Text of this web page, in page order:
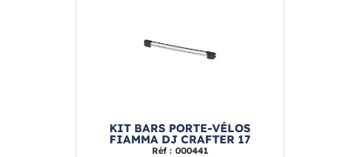
KIT BARS PORTE-VÉLOS
FIAMMA DJ CRAFTER 17
Réf : 000441